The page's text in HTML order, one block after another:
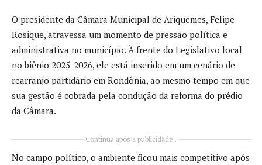
O presidente da Câmara Municipal de Ariquemes, Felipe
Rosique, atravessa um momento de pressão política e
administrativa no município. À frente do Legislativo local
no biênio 2025-2026, ele está inserido em um cenário de
rearranjo partidário em Rondônia, ao mesmo tempo em que
sua gestão é cobrada pela condução da reforma do prédio
da Câmara.
Continua após a publicidade..
No campo político, o ambiente ficou mais competitivo após